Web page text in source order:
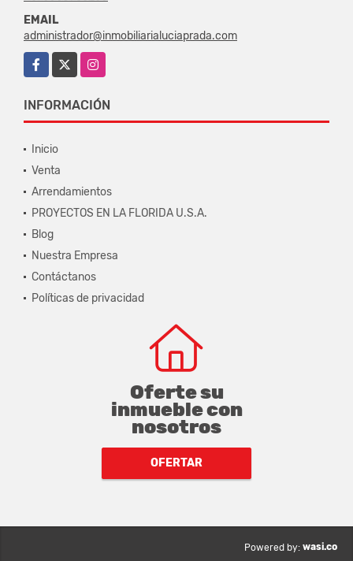
EMAIL
administrador@inmobiliarialuciaprada.com
Facebook
Instagram
INFORMACIÓN
Inicio
Venta
Arrendamientos
PROYECTOS EN LA FLORIDA U.S.A.
Blog
Nuestra Empresa
Contáctanos
Políticas de privacidad
Oferte su
inmueble con
nosotros
OFERTAR
Powered by: wasi.co